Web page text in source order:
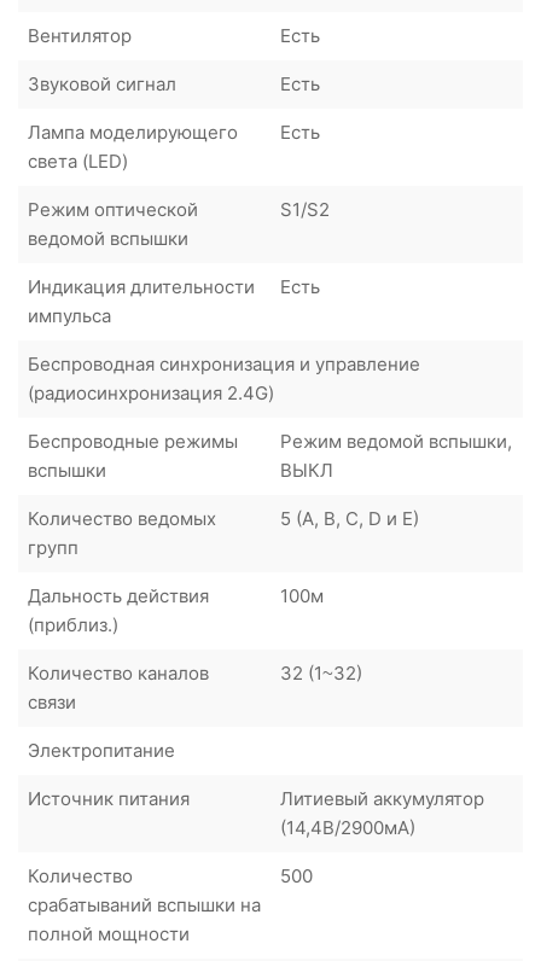
Вентилятор Есть
Звуковой сигнал Есть
Лампа моделирующего
света (LED)
Есть
Режим оптической
ведомой вспышки
S1/S2
Индикация длительности
импульса
Есть
Беспроводная синхронизация и управление
(радиосинхронизация 2.4G)
Беспроводные режимы
вспышки
Режим ведомой вспышки,
ВЫКЛ
Количество ведомых
групп
5 (A, B, C, D и E)
Дальность действия
(приблиз.)
100м
Количество каналов
связи
32 (1~32)
Электропитание
Источник питания
Литиевый аккумулятор
(14,4В/2900мА)
Количество
срабатываний вспышки на
полной мощности
500